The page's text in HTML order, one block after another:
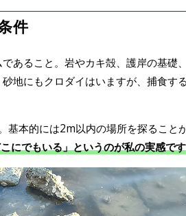
異なる
リーじゃないフリーリグ」
方
ルセレクト
タイミング
件
あること。岩やカキ殻、護岸の基礎
地にもクロダイはいますが、捕食す
本的には2m以内の場所を探ること
にでもいる」というのが私の実感で